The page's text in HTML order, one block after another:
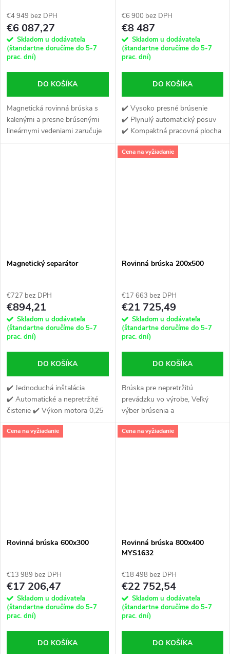
€4 949 bez DPH
€6 087,27
Skladom u dodávateľa
(štandartne doručíme do 5-7
prac. dní)
DO KOŠÍKA
Magnetická rovinná brúska s
kalenými a presne brúsenými
lineárnymi vedeniami zaručuje
vysoko presné obrábanie
€6 900 bez DPH
€8 487
Skladom u dodávateľa
(štandartne doručíme do 5-7
prac. dní)
DO KOŠÍKA
✔️ Vysoko presné brúsenie
✔️ Plynulý automatický posuv
✔️ Kompaktná pracovná plocha
Magnetický separátor
€727 bez DPH
€894,21
Skladom u dodávateľa
(štandartne doručíme do 5-7
prac. dní)
DO KOŠÍKA
✔️ Jednoduchá inštalácia
✔️ Automatické a nepretržité
čistenie ✔️ Výkon motora 0,25
kW
Cena na vyžiadanie
Rovinná brúska 200x500
€17 663 bez DPH
€21 725,49
Skladom u dodávateľa
(štandartne doručíme do 5-7
prac. dní)
DO KOŠÍKA
Brúska pre nepretržitú
prevádzku vo výrobe, Veľký
výber brúsenia a
programovateľný automat PLC
SIEMENS, Má modernú,
Cena na vyžiadanie
Rovinná brúska 600x300
€13 989 bez DPH
€17 206,47
Skladom u dodávateľa
(štandartne doručíme do 5-7
prac. dní)
DO KOŠÍKA
Cena na vyžiadanie
Rovinná brúska 800x400
MYS1632
€18 498 bez DPH
€22 752,54
Skladom u dodávateľa
(štandartne doručíme do 5-7
prac. dní)
DO KOŠÍKA